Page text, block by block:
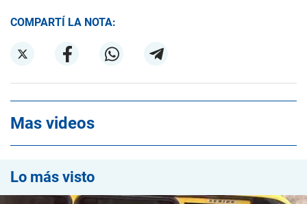
COMPARTÍ LA NOTA:
Mas videos
Lo más visto